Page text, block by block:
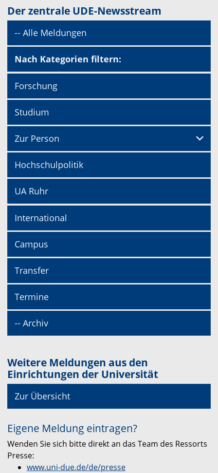
Der zentrale UDE-Newsstream
-- Alle Meldungen
Nach Kategorien filtern:
Forschung
Studium
Zur Person
Hochschulpolitik
UA Ruhr
International
Campus
Transfer
Termine
-- Archiv
Weitere Meldungen aus den
Einrichtungen der Universität
Zur Übersicht
Eigene Meldung eintragen?
Wenden Sie sich bitte direkt an das Team des Ressorts
Presse:
www.uni-due.de/de/presse